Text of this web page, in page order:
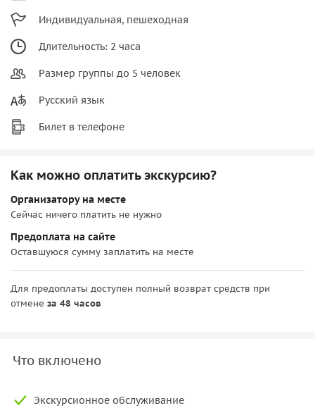
Индивидуальная, пешеходная
Длительность: 2 часа
Размер группы до 5 человек
Русский язык
Билет в телефоне
Как можно оплатить экскурсию?
Организатору на месте
Сейчас ничего платить не нужно
Предоплата на сайте
Оставшуюся сумму заплатить на месте
Для предоплаты доступен полный возврат средств при
отмене за 48 часов
Что включено
Экскурсионное обслуживание